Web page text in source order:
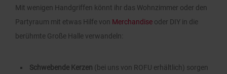
Mit wenigen Handgriffen könnt ihr das Wohnzimmer oder den
Partyraum mit etwas Hilfe von Merchandise oder DIY in die
berühmte Große Halle verwandeln:
Schwebende Kerzen (bei uns von ROFU erhältlich) sorgen